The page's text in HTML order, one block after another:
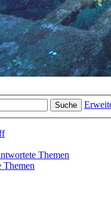
Forum
Suche
Themen
Themen